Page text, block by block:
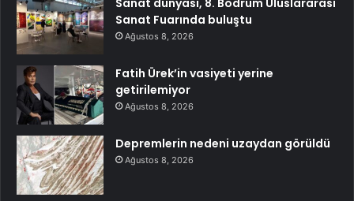
Sanat dünyası, 8. Bodrum Uluslararası
Sanat Fuarında buluştu
Ağustos 8, 2026
Fatih Ürek’in vasiyeti yerine
getirilemiyor
Ağustos 8, 2026
Depremlerin nedeni uzaydan görüldü
Ağustos 8, 2026